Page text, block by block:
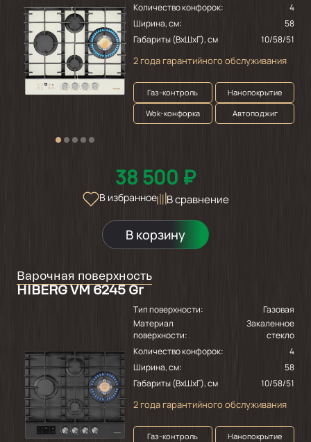
Количество конфорок:
4
Ширина, см:
58
Габариты (ВхШхГ), см
10/58/51
2 года гарантийного обслуживания
Газ-контроль
Нанопокрытие
Wok-конфорка
Автоподжиг
38 500 ₽
В избранное В сравнение
В корзину
Варочная поверхность
HIBERG VM 6245 Gr
Тип поверхности:
Газовая
Материал
поверхности:
Закаленное
стекло
Количество конфорок:
4
Ширина, см:
58
Габариты (ВхШхГ), см
10/58/51
2 года гарантийного обслуживания
Газ-контроль
Нанопокрытие